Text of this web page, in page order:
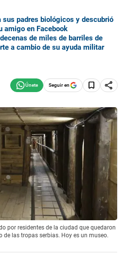
sus padres biológicos y descubrió
amigo en Facebook
de miles de barriles de
a cambio de su ayuda militar
Seguir en
por residentes de la ciudad que quedaron
las tropas serbias. Hoy es un museo.